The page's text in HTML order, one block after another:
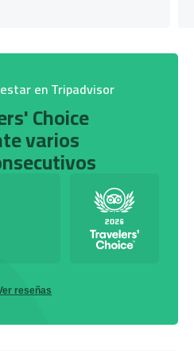
en Tripadvisor
Choice
varios
reseñas